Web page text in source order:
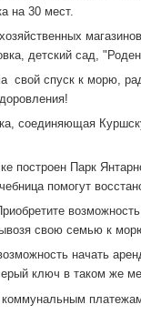
на 30 мест.
детский сад,
спуск к морю,
соединяющая
построен Парк
помогут
свою семью к
начать
ключ в таком же
коммунальным